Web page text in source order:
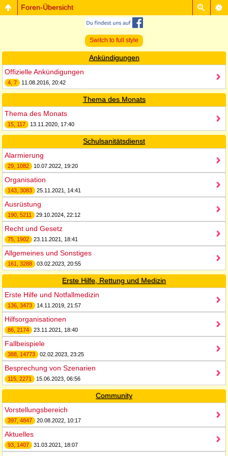
Foren-Übersicht
Switch to full style
Ankündigungen
Offizielle Ankündigungen
4, 7 11.08.2016, 20:42
Thema des Monats
Thema des Monats
15, 117 13.11.2020, 17:40
Schulsanitätsdienst
Alarmierung
29, 1082 10.07.2022, 19:20
Organisation
143, 3083 25.11.2021, 14:41
Ausrüstung
190, 5211 29.10.2024, 22:12
Recht und Gesetz
75, 1902 23.11.2021, 18:41
Allgemeines und Sonstiges
161, 3288 03.02.2023, 20:55
Erste Hilfe, Rettung und Medizin
Erste Hilfe und Notfallmedizin
136, 3473 14.11.2019, 21:57
Hilfsorganisationen
86, 2174 23.11.2021, 18:40
Fallbeispiele
388, 14773 02.02.2023, 23:25
Besprechung von Szenarien
115, 2271 15.06.2023, 06:56
Community
Vorstellungsbereich
397, 4847 20.08.2022, 10:17
Aktuelles
93, 1407 31.03.2021, 18:07